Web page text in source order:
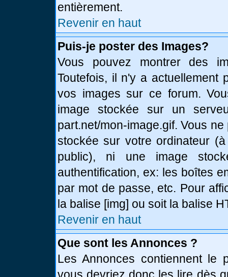
entièrement.
Revenir en haut
Puis-je poster des Images?
Vous pouvez montrer des
Toutefois, il n'y a actuellement
vos images sur ce forum.
image stockée sur un
part.net/mon-image.gif. Vous
stockée sur votre ordinateur
public), ni une image
authentification, ex: les boîtes
par mot de passe, etc. Pour
la balise [img] ou soit la balise
Revenir en haut
Que sont les Annonces ?
Les Annonces contiennent le